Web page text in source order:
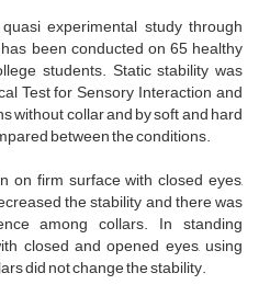
experimental study through
been conducted on 65 healthy
students. Static stability was
Test for Sensory Interaction and
without collar and by soft and hard
between the conditions.
on firm surface with closed eyes,
the stability and there was
among collars. In standing
closed and opened eyes, using
did not change the stability.